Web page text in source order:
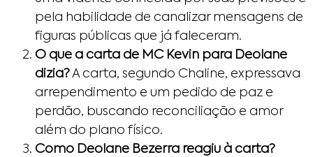
pela habilidade de canalizar mensagens de
figuras públicas que já faleceram.
O que a carta de MC Kevin para Deolane
dizia?A carta, segundo Chaline, expressava
arrependimento e um pedido de paz e
perdão, buscando reconciliação e amor
além do plano físico.
Como Deolane Bezerra reagiu à carta?